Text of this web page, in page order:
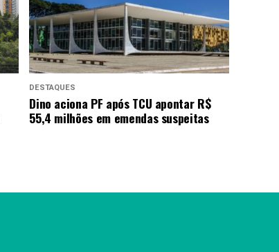
DESTAQUES
Dino aciona PF após TCU apontar R$
55,4 milhões em emendas suspeitas